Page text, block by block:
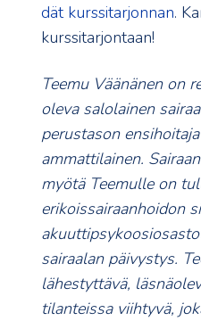
dät kurssitarjonnan.
kurssitarjontaan!
Teemu Väänänen on
oleva salolainen
perustason
ammattilainen.
myötä Teemulle on
erikoissairaanhoidon
sairaalan päivystys.
lähestyttävä,
tilanteissa viihtyvä,